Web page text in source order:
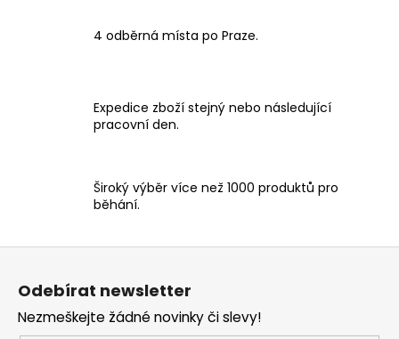
4 odběrná místa po Praze.
Expedice zboží stejný nebo následující
pracovní den.
Široký výběr více než 1000 produktů pro
běhání.
Odebírat newsletter
Nezmeškejte žádné novinky či slevy!